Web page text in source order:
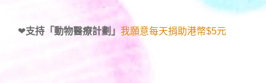
❤支持「動物醫療計劃」 我願意每天捐助港幣$5元